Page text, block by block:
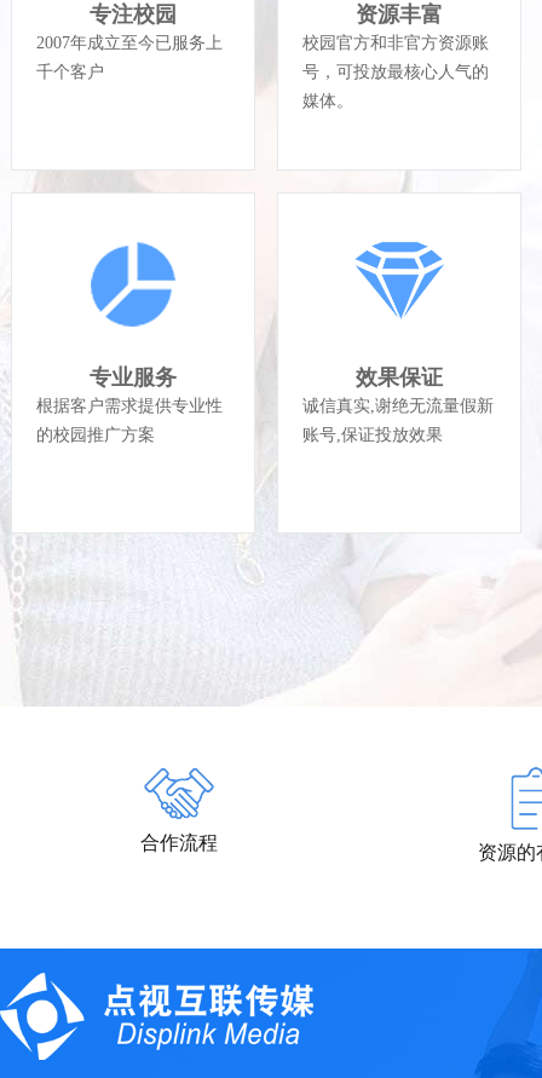
专注校园
2007年成立至今已服务上
千个客户
资源丰富
校园官方和非官方资源账
号，可投放最核心人气的
媒体。
专业服务
根据客户需求提供专业性
的校园推广方案
效果保证
诚信真实,谢绝无流量假新
账号,保证投放效果
合作流程 资源的